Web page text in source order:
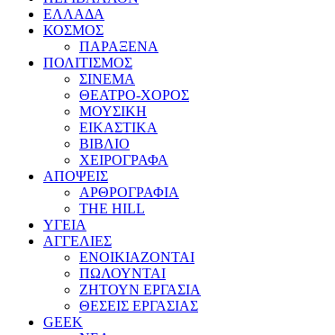
ΕΛΛΑΔΑ
ΚΟΣΜΟΣ
ΠΑΡΑΞΕΝΑ
ΠΟΛΙΤΙΣΜΟΣ
ΣΙΝΕΜΑ
ΘΕΑΤΡΟ-ΧΟΡΟΣ
ΜΟΥΣΙΚΗ
ΕΙΚΑΣΤΙΚΑ
ΒΙΒΛΙΟ
ΧΕΙΡΟΓΡΑΦΑ
ΑΠΟΨΕΙΣ
ΑΡΘΡΟΓΡΑΦΙΑ
THE HILL
ΥΓΕΙΑ
ΑΓΓΕΛΙΕΣ
ΕΝΟΙΚΙΑΖΟΝΤΑΙ
ΠΩΛΟΥΝΤΑΙ
ΖΗΤΟΥΝ ΕΡΓΑΣΙΑ
ΘΕΣΕΙΣ ΕΡΓΑΣΙΑΣ
GEEK